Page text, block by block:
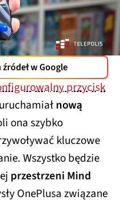
w Google
przycisk
nową
ona szybko
kluczowe
Wszystko będzie
przestrzeni Mind
OnePlusa związane